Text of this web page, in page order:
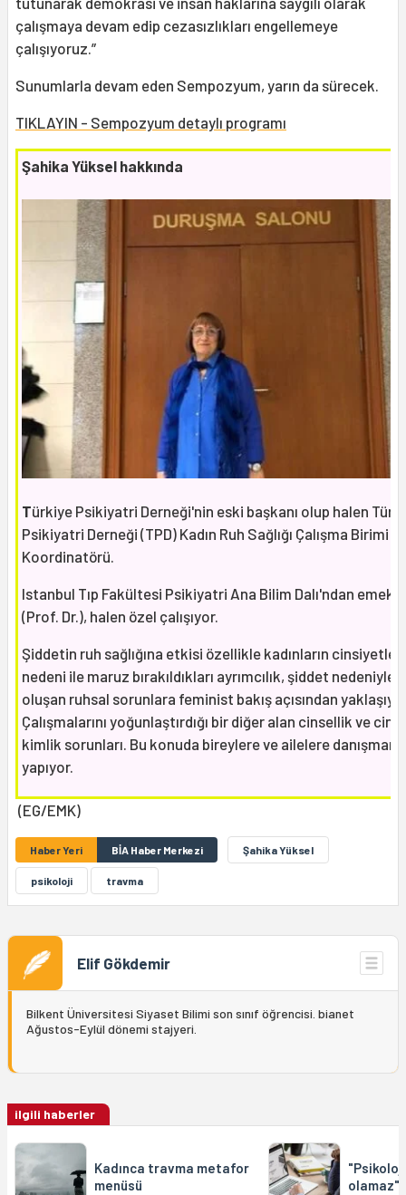
çalışmaya devam edip cezasızlıkları engellemeye
çalışıyoruz.”
Sunumlarla devam eden Sempozyum, yarın da sürecek.
TIKLAYIN - Sempozyum detaylı programı
Şahika Yüksel hakkında
Türkiye Psikiyatri Derneği'nin eski başkanı olup halen
Psikiyatri Derneği (TPD) Kadın Ruh Sağlığı Çalışma Birimi
Koordinatörü.
Istanbul Tıp Fakültesi Psikiyatri Ana Bilim Dalı'ndan emekli
(Prof. Dr.), halen özel çalışıyor.
Şiddetin ruh sağlığına etkisi özellikle kadınların cinsiyetleri
nedeni ile maruz bırakıldıkları ayrımcılık, şiddet nedeniyle
oluşan ruhsal sorunlara feminist bakış açısından
Çalışmalarını yoğunlaştırdığı bir diğer alan cinsellik ve
kimlik sorunları. Bu konuda bireylere ve ailelere
yapıyor.
(EG/EMK)
Haber Yeri BİA Haber Merkezi Şahika Yüksel
psikoloji travma
Elif Gökdemir
Bilkent Üniversitesi Siyaset Bilimi son sınıf öğrencisi. bianet
Ağustos-Eylül dönemi stajyeri.
ilgili haberler
Kadınca travma metafor
menüsü
olamaz"